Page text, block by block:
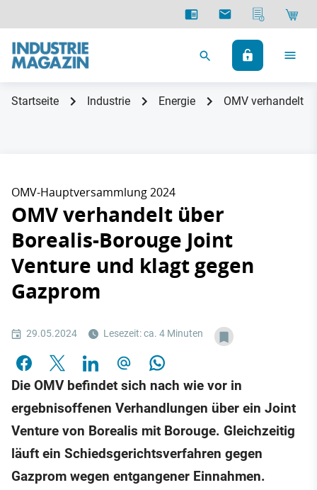
Startseite Industrie Energie OMV verhandelt
OMV-Hauptversammlung 2024
OMV verhandelt über
Borealis-Borouge Joint
Venture und klagt gegen
Gazprom
29.05.2024 Lesezeit: ca. 4 Minuten
Die OMV befindet sich nach wie vor in
ergebnisoffenen Verhandlungen über ein Joint
Venture von Borealis mit Borouge. Gleichzeitig
läuft ein Schiedsgerichtsverfahren gegen
Gazprom wegen entgangener Einnahmen.